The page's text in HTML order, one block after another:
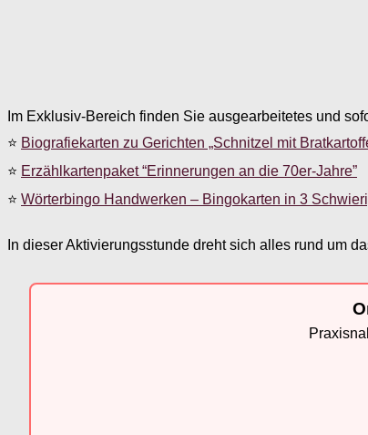
Im Exklusiv-Bereich finden Sie ausgearbeitetes und
⭐ Biografiekarten zu Gerichten „Schnitzel mit
⭐ Erzählkartenpaket “Erinnerungen an die 70er-Jahre”
⭐ Wörterbingo Handwerken – Bingokarten in 3
In dieser Aktivierungsstunde dreht sich alles rund um